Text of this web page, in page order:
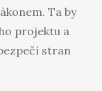
Ta by
projektu a
stran